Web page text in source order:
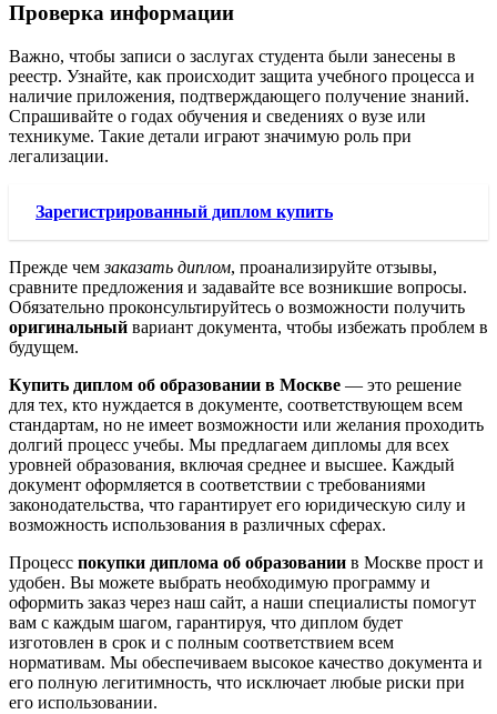
Проверка информации
Важно, чтобы записи о заслугах студента были занесены в
реестр. Узнайте, как происходит защита учебного процесса и
наличие приложения, подтверждающего получение знаний.
Спрашивайте о годах обучения и сведениях о вузе или
техникуме. Такие детали играют значимую роль при
легализации.
Зарегистрированный диплом купить
Прежде чемзаказать диплом, проанализируйте отзывы,
сравните предложения и задавайте все возникшие вопросы.
Обязательно проконсультируйтесь о возможности получить
оригинальный вариант документа, чтобы избежать проблем в
будущем.
Купить диплом об образовании в Москве — это решение
для тех, кто нуждается в документе, соответствующем всем
стандартам, но не имеет возможности или желания проходить
долгий процесс учебы. Мы предлагаем дипломы для всех
уровней образования, включая среднее и высшее. Каждый
документ оформляется в соответствии с требованиями
законодательства, что гарантирует его юридическую силу и
возможность использования в различных сферах.
Процесс покупки диплома об образовании в Москве прост и
удобен. Вы можете выбрать необходимую программу и
оформить заказ через наш сайт, а наши специалисты помогут
вам с каждым шагом, гарантируя, что диплом будет
изготовлен в срок и с полным соответствием всем
нормативам. Мы обеспечиваем высокое качество документа и
его полную легитимность, что исключает любые риски при
его использовании.